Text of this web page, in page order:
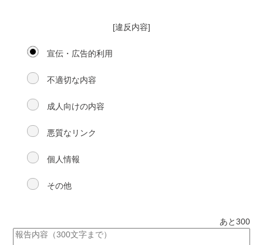
[違反内容]
宣伝・広告的利用
不適切な内容
成人向けの内容
悪質なリンク
個人情報
その他
あと300